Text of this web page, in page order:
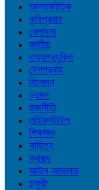
আন্তর্জাতিক
কৃষিপ্রবাহ
খেলাধুলা
জাতীয়
তথ্যপ্রযুক্তি
দেশপ্রবাহ
বিনোদন
ভ্রমন
রাজনীতি
লাইফস্টাইল
শিক্ষাঙ্গন
সাহিত্য
স্বাস্থ্য
আইন আদালত
চাকুরী